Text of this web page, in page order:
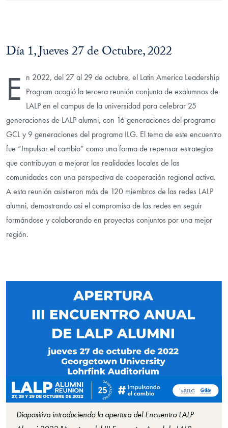
Día 1, Jueves 27 de Octubre, 2022
E n 2022, del 27 al 29 de octubre, el Latin America Leadership
Program acogió la tercera reunión conjunta de exalumnos de
LALP en el campus de la universidad para celebrar 25
generaciones de LALP alumni, con 16 generaciones del programa
GCL y 9 generaciones del programa ILG. El tema de este encuentro
fue “Impulsar el cambio” como una forma de repensar estrategias
que contribuyan a mejorar las realidades locales de las
comunidades con una perspectiva de cooperación regional activa.
A esta reunión asistieron más de 120 miembros de las redes LALP
alumni, demostrando asi el compromiso de las redes en seguir
formándose y colaborando en proyectos conjuntos por una mejor
región.
Diapositiva introduciendo la apertura del Encuentro LALP